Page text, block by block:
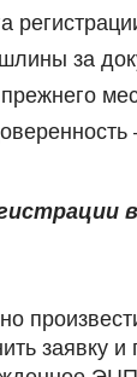
за
заявку